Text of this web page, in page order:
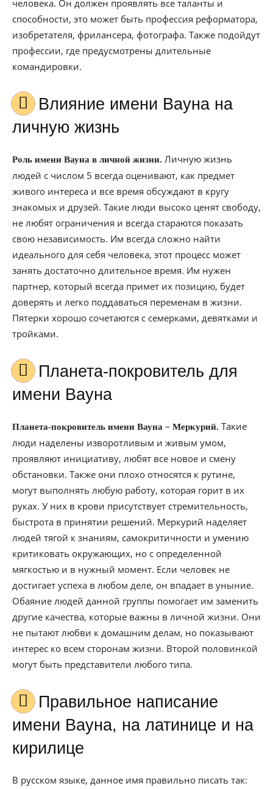
человека. Он должен проявлять все таланты и
способности, это может быть профессия реформатора,
изобретателя, фрилансера, фотографа. Также подойдут
профессии, где предусмотрены длительные
командировки.
Влияние имени Вауна на
личную жизнь
Роль имени Вауна в личной жизни. Личную жизнь
людей с числом 5 всегда оценивают, как предмет
живого интереса и все время обсуждают в кругу
знакомых и друзей. Такие люди высоко ценят свободу,
не любят ограничения и всегда стараются показать
свою независимость. Им всегда сложно найти
идеального для себя человека, этот процесс может
занять достаточно длительное время. Им нужен
партнер, который всегда примет их позицию, будет
доверять и легко поддаваться переменам в жизни.
Пятерки хорошо сочетаются с семерками, девятками и
тройками.
Планета-покровитель для
имени Вауна
Планета-покровитель имени Вауна – Меркурий. Такие
люди наделены изворотливым и живым умом,
проявляют инициативу, любят все новое и смену
обстановки. Также они плохо относятся к рутине,
могут выполнять любую работу, которая горит в их
руках. У них в крови присутствует стремительность,
быстрота в принятии решений. Меркурий наделяет
людей тягой к знаниям, самокритичности и умению
критиковать окружающих, но с определенной
мягкостью и в нужный момент. Если человек не
достигает успеха в любом деле, он впадает в уныние.
Обаяние людей данной группы помогает им заменить
другие качества, которые важны в личной жизни. Они
не пытают любви к домашним делам, но показывают
интерес ко всем сторонам жизни. Второй половинкой
могут быть представители любого типа.
Правильное написание
имени Вауна, на латинице и на
кирилице
В русском языке, данное имя правильно писать так: